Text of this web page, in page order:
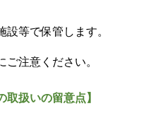
等で保管します。
注意ください。
取扱いの留意点】